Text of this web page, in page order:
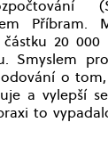
Příbram.
20
Smyslem
o
a vylepší
to